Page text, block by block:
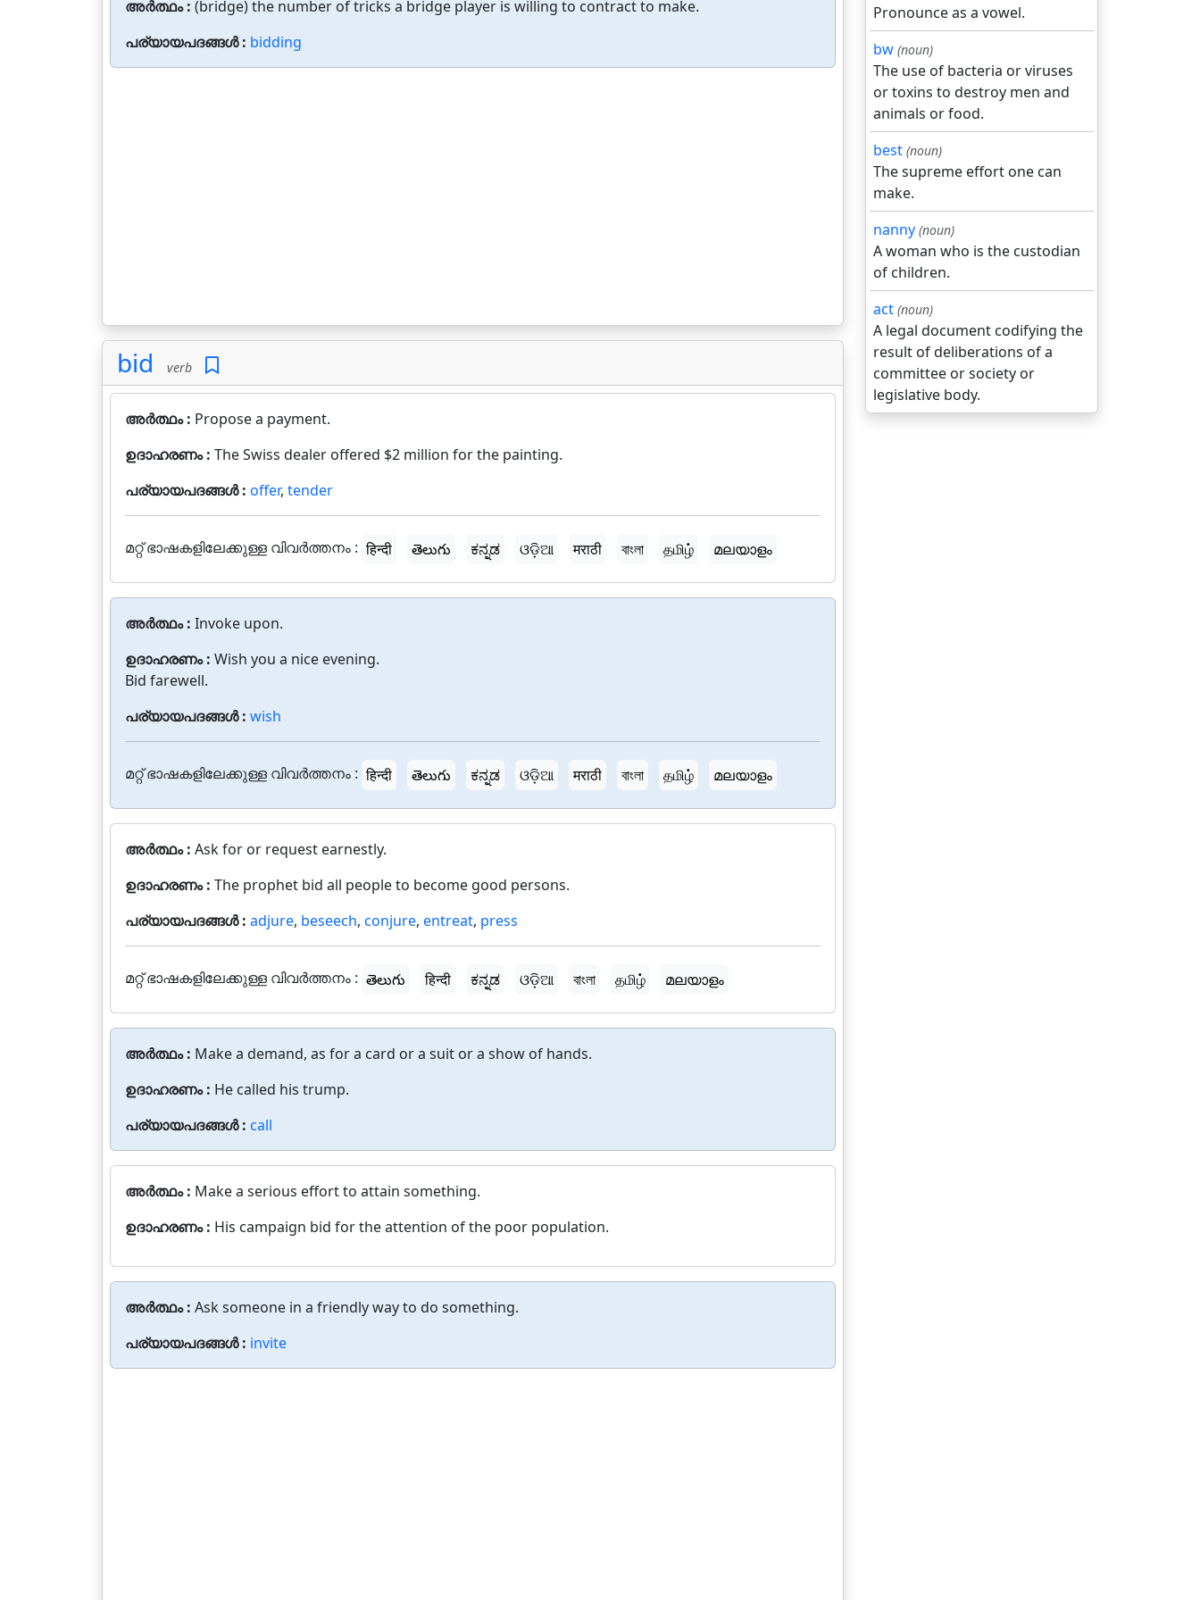
അർത്ഥം : (bridge) the number of tricks a bridge player is willing to contract to make.
പര്യായപദങ്ങൾ : bidding
bid verb
അർത്ഥം : Propose a payment.
ഉദാഹരണം : The Swiss dealer offered $2 million for the painting.
പര്യായപദങ്ങൾ : offer, tender
മറ്റ് ഭാഷകളിലേക്കുള്ള വിവർത്തനം : हिन्दी తెలుగు ಕನ್ನಡ ଓଡ଼ିଆ मराठी বাংলা தமிழ் മലയാളം
അർത്ഥം : Invoke upon.
ഉദാഹരണം : Wish you a nice evening.
Bid farewell.
പര്യായപദങ്ങൾ : wish
മറ്റ് ഭാഷകളിലേക്കുള്ള വിവർത്തനം : हिन्दी తెలుగు ಕನ್ನಡ ଓଡ଼ିଆ मराठी বাংলা தமிழ் മലയാളം
അർത്ഥം : Ask for or request earnestly.
ഉദാഹരണം : The prophet bid all people to become good persons.
പര്യായപദങ്ങൾ : adjure, beseech, conjure, entreat, press
മറ്റ് ഭാഷകളിലേക്കുള്ള വിവർത്തനം : తెలుగు हिन्दी ಕನ್ನಡ ଓଡ଼ିଆ বাংলা தமிழ் മലയാളം
അർത്ഥം : Make a demand, as for a card or a suit or a show of hands.
ഉദാഹരണം : He called his trump.
പര്യായപദങ്ങൾ : call
അർത്ഥം : Make a serious effort to attain something.
ഉദാഹരണം : His campaign bid for the attention of the poor population.
അർത്ഥം : Ask someone in a friendly way to do something.
പര്യായപദങ്ങൾ : invite
Pronounce as a vowel.
bw (noun)
The use of bacteria or viruses
or toxins to destroy men and
animals or food.
best (noun)
The supreme effort one can
make.
nanny (noun)
A woman who is the custodian
of children.
act (noun)
A legal document codifying the
result of deliberations of a
committee or society or
legislative body.